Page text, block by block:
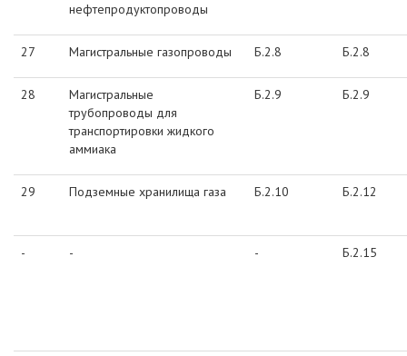
нефтепродуктопроводы
27 Магистральные газопроводы Б.2.8 Б.2.8
28
Магистральные
трубопроводы для
транспортировки жидкого
аммиака
Б.2.9 Б.2.9
29 Подземные хранилища газа Б.2.10 Б.2.12
- - - Б.2.15